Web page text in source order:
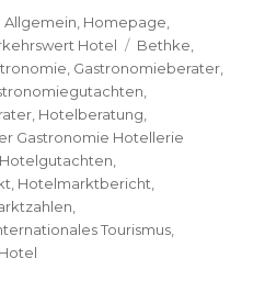
Kategorien
Allgemein Homepage
Hotel Schlagwörter
Bethke
Gastronomieberater
Hotelberatung
Gastronomie Hotellerie
Hotelgutachten
Hotelmarktbericht
Tourismus